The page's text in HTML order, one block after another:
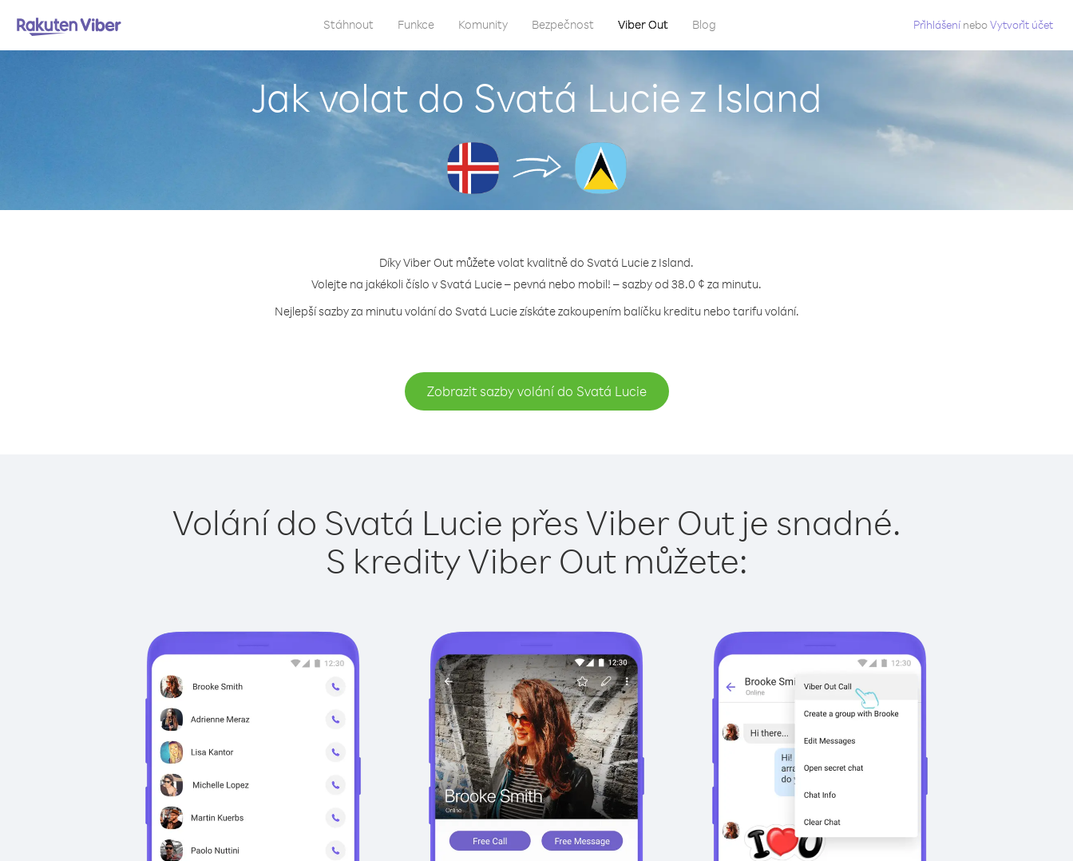
Stáhnout Funkce Komunity Bezpečnost Viber Out Blog Přihlášení neboVytvořit účet
Jak volat do Svatá Lucie z Island
Díky Viber Out můžete volat kvalitně do Svatá Lucie z Island.
Volejte na jakékoli číslo v Svatá Lucie – pevná nebo mobil! – sazby od 38.0 ¢ za minutu.
Nejlepší sazby za minutu volání do Svatá Lucie získáte zakoupením balíčku kreditu nebo tarifu volání.
Zobrazit sazby volání do Svatá Lucie
Volání do Svatá Lucie přes Viber Out je snadné.
S kredity Viber Out můžete: